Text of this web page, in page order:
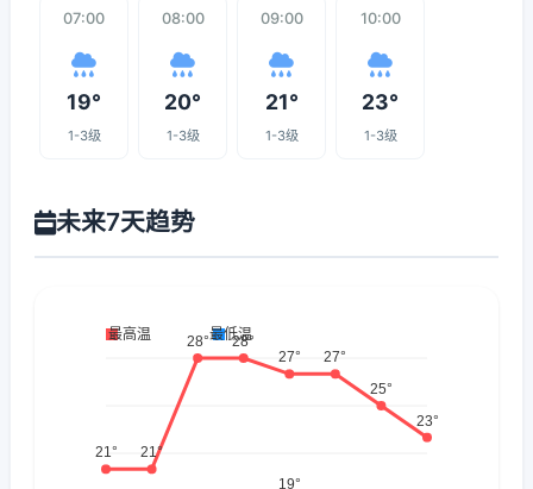
07:00
19°
1-3级
08:00
20°
1-3级
09:00
21°
1-3级
10:00
23°
1-3级
未来7天趋势